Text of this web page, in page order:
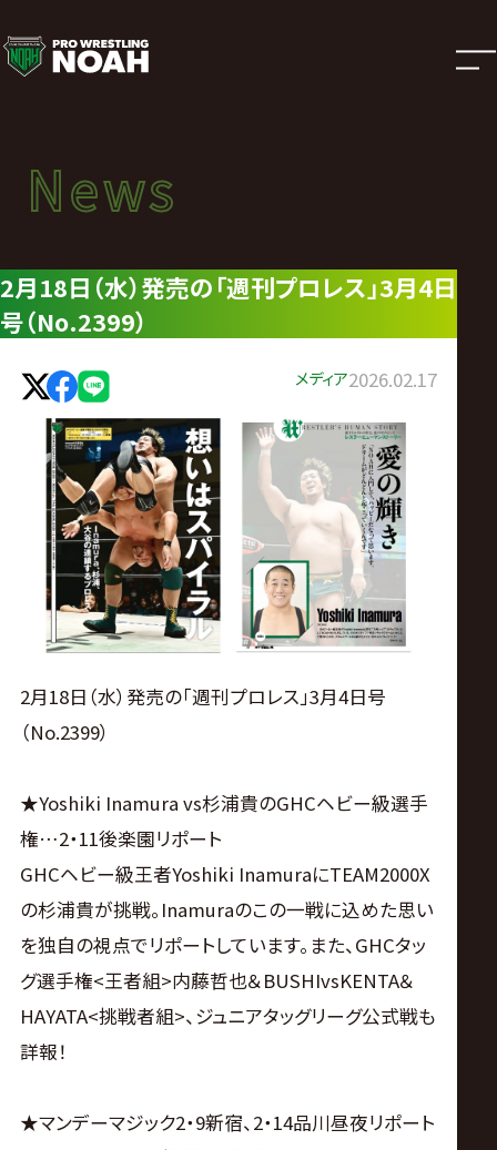
ニ
ュ
ー
ス
|
プ
ロ
グ・
ノ
ア
公
式
サ
イ
ト
News
ニュース
News
2月18日（水）発売の「週刊プロレス」3月4日
号（No.2399）
メディア2026.02.17
2月18日（水）発売の「週刊プロレス」3月4日号
（No.2399）
★Yoshiki Inamura vs杉浦貴のGHCヘビー級選手
権…2・11後楽園リポート
GHCヘビー級王者Yoshiki InamuraにTEAM2000X
の杉浦貴が挑戦。Inamuraのこの一戦に込めた思い
を独自の視点でリポートしています。また、GHCタッ
グ選手権<王者組>内藤哲也＆BUSHIvsKENTA＆
HAYATA<挑戦者組>、ジュニアタッグリーグ公式戦も
詳報！
★マンデーマジック2・9新宿、2・14品川昼夜リポート